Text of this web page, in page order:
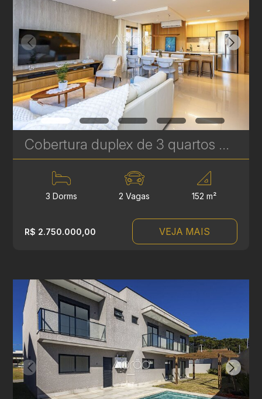
Cobertura duplex de 3 quartos mobiliada à Venda no Bigorrilho - Edifício Central Plaza - 2 vagas | Ref. 1819
3 Dorms 2 Vagas 152 m²
R$ 2.750.000,00 VEJA MAIS